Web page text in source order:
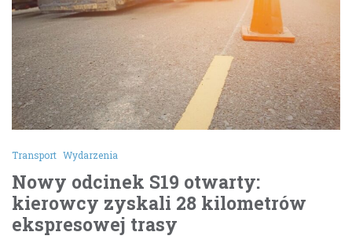
Transport Wydarzenia
Nowy odcinek S19 otwarty:
kierowcy zyskali 28 kilometrów
ekspresowej trasy